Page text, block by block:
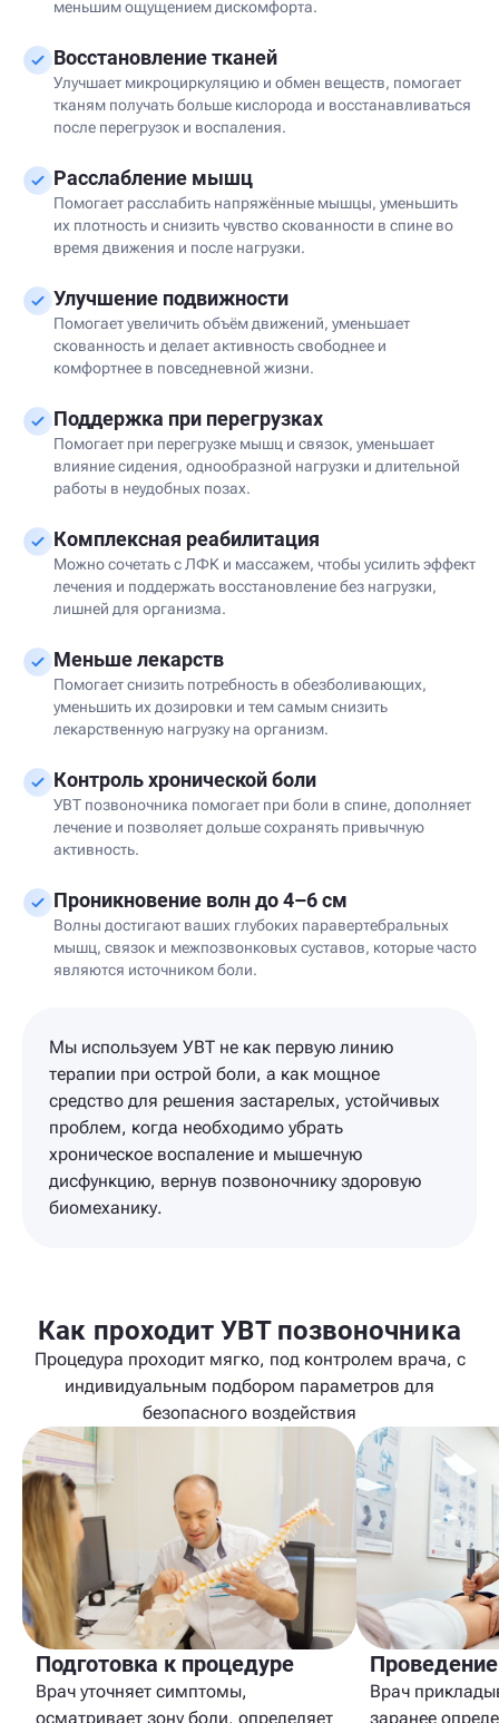
меньшим ощущением дискомфорта.
Восстановление тканей
Улучшает микроциркуляцию и обмен веществ, помогает
тканям получать больше кислорода и восстанавливаться
после перегрузок и воспаления.
Расслабление мышц
Помогает расслабить напряжённые мышцы, уменьшить
их плотность и снизить чувство скованности в спине во
время движения и после нагрузки.
Улучшение подвижности
Помогает увеличить объём движений, уменьшает
скованность и делает активность свободнее и
комфортнее в повседневной жизни.
Поддержка при перегрузках
Помогает при перегрузке мышц и связок, уменьшает
влияние сидения, однообразной нагрузки и длительной
работы в неудобных позах.
Комплексная реабилитация
Можно сочетать с ЛФК и массажем, чтобы усилить эффект
лечения и поддержать восстановление без нагрузки,
лишней для организма.
Меньше лекарств
Помогает снизить потребность в обезболивающих,
уменьшить их дозировки и тем самым снизить
лекарственную нагрузку на организм.
Контроль хронической боли
УВТ позвоночника помогает при боли в спине, дополняет
лечение и позволяет дольше сохранять привычную
активность.
Проникновение волн до 4–6 см
Волны достигают ваших глубоких паравертебральных
мышц, связок и межпозвонковых суставов, которые часто
являются источником боли.
Мы используем УВТ не как первую линию
терапии при острой боли, а как мощное
средство для решения застарелых, устойчивых
проблем, когда необходимо убрать
хроническое воспаление и мышечную
дисфункцию, вернув позвоночнику здоровую
биомеханику.
Как проходит УВТ позвоночника
Процедура проходит мягко, под контролем врача, с
индивидуальным подбором параметров для
безопасного воздействия
Подготовка к процедуре
Врач уточняет симптомы,
осматривает зону боли, определяет
Врач
заранее